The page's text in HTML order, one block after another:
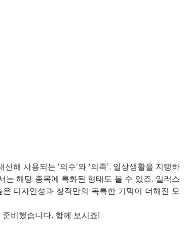
해 사용되는 ‘의수’와 ‘의족’. 일상생활을 지탱하
는 해당 종목에 특화된 형태도 볼 수 있죠. 일러스
디자인성과 창작만의 독특한 기믹이 더해진 모
비했습니다. 함께 보시죠!